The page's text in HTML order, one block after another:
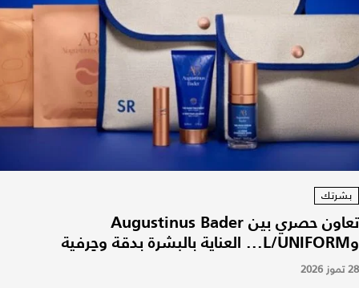
بشرتك
تعاون حصري بين Augustinus Bader
وL/UNIFORM... العناية بالبشرة بدقة وحِرفية
28 تموز 2026